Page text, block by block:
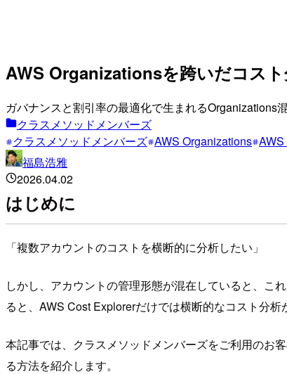
AWS Organizationsを跨いだコス
ガバナンスと割引率の最適化で生まれるOrganizations
クラスメソッドメンバーズ
クラスメソッドメンバーズ AWS Organizations
福島浩雅
2026.04.02
はじめに
「複数アカウントのコストを横断的に分析したい」
しかし、アカウントの管理形態が混在していると、こ
ると、AWS Cost Explorerだけでは横断的なコスト分析
本記事では、クラスメソッドメンバーズをご利用のお
る方法を紹介します。